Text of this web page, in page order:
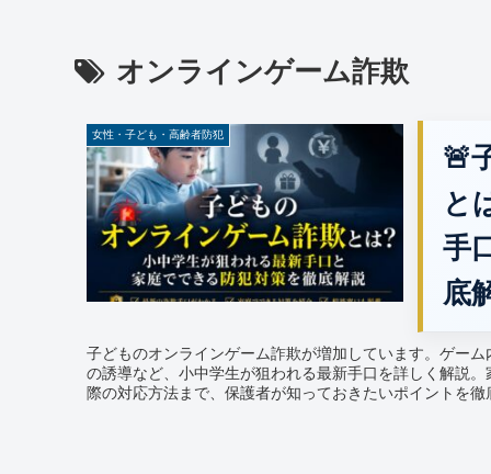
オンラインゲーム詐欺
女性・子ども・高齢者防犯
🚨
と
手
底
子どものオンラインゲーム詐欺が増加しています。ゲー
の誘導など、小中学生が狙われる最新手口を詳しく解説
際の対応方法まで、保護者が知っておきたいポイントを